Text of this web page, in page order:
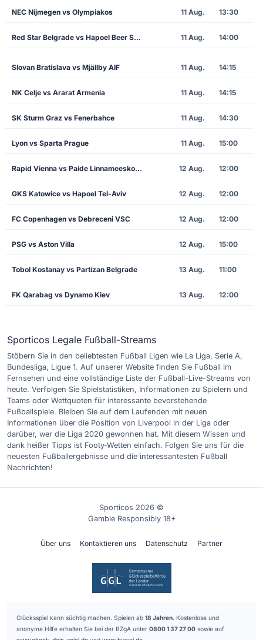
NEC Nijmegen vs Olympiakos 11 Aug. 13:30
Red Star Belgrade vs Hapoel Beer Sheva 11 Aug. 14:00
Slovan Bratislava vs Mjällby AIF 11 Aug. 14:15
NK Celje vs Ararat Armenia 11 Aug. 14:15
SK Sturm Graz vs Fenerbahce 11 Aug. 14:30
Lyon vs Sparta Prague 11 Aug. 15:00
Rapid Vienna vs Paide Linnameeskond 12 Aug. 12:00
GKS Katowice vs Hapoel Tel-Aviv 12 Aug. 12:00
FC Copenhagen vs Debreceni VSC 12 Aug. 12:00
PSG vs Aston Villa 12 Aug. 15:00
Tobol Kostanay vs Partizan Belgrade 13 Aug. 11:00
FK Qarabag vs Dynamo Kiev 13 Aug. 12:00
Sporticos Legale Fußball-Streams
Stöbern Sie in den beliebtesten Fußball Ligen wie La Liga, Serie A,
Bundesliga, Ligue 1. Auf unserer Website finden Sie Fußball im
Fernsehen und eine vollständige Liste der Fußball-Live-Streams von
heute. Verfolgen Sie Spielstatistiken, Informationen zu Spielern und
Teams oder Wettquoten für interessante bevorstehende
Fußballspiele. Bleiben Sie auf dem Laufenden mit neuen
Informationen über die Position von Liverpool in der Liga oder
darüber, wer die Liga 2020 gewonnen hat. Mit diesem Wissen und
dank heißer Tipps ist Footy-Wetten einfach. Folgen Sie uns für die
neuesten Fußballergebnisse und die interessantesten Fußball
Nachrichten!
Sporticos 2026 ©
Gamble Responsibly 18+
Über uns Kontaktieren uns Datenschutz Partner
Glücksspiel kann süchtig machen. Spielen ab 18 Jahren. Kostenlose und
anonyme Hilfe erhalten Sie bei der BZgA unter 0800 1 37 27 00 sowie auf